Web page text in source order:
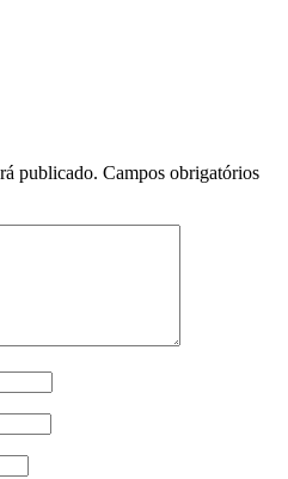
publicado. Campos obrigatórios